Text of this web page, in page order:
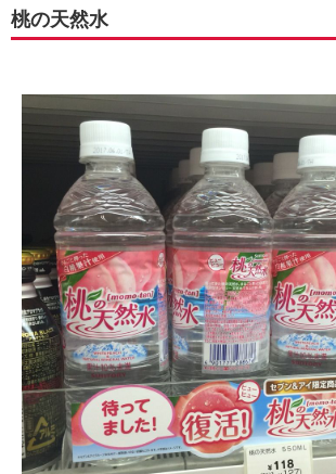
桃の天然水